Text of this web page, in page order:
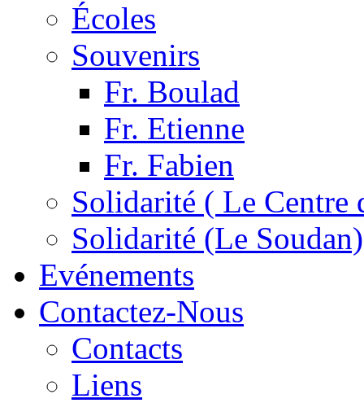
Écoles
Souvenirs
Fr. Boulad
Fr. Etienne
Fr. Fabien
Solidarité ( Le Centre
Solidarité (Le Soudan)
Evénements
Contactez-Nous
Contacts
Liens